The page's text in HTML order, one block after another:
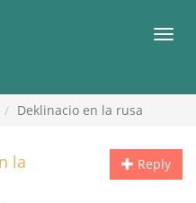
Deklinacio en la rusa
Reply
la